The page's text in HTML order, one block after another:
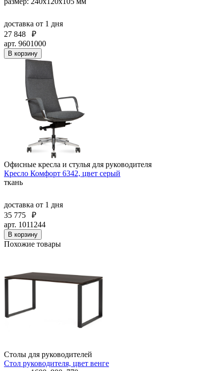
доставка от 1 дня
27 848
₽
арт. 9601000
В корзину
Офисные кресла и стулья для руководителя
Кресло Комфорт 6342, цвет серый
ткань
доставка от 1 дня
35 775
₽
арт. 1011244
В корзину
Похожие товары
Столы для руководителей
Стол руководителя, цвет венге